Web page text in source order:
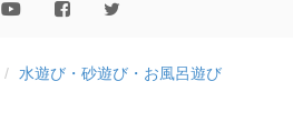
水遊び・砂遊び・お風呂遊び